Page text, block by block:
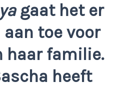
gaat het er
toe voor
haar familie.
heeft